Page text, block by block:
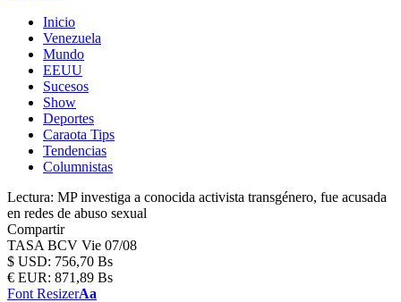
Inicio
Venezuela
Mundo
EEUU
Sucesos
Show
Deportes
Caraota Tips
Tendencias
Columnistas
Lectura: MP investiga a conocida activista transgénero, fue acusada
en redes de abuso sexual
Compartir
TASA BCV Vie 07/08
$ USD: 756,70 Bs
€ EUR: 871,89 Bs
Font ResizerAa